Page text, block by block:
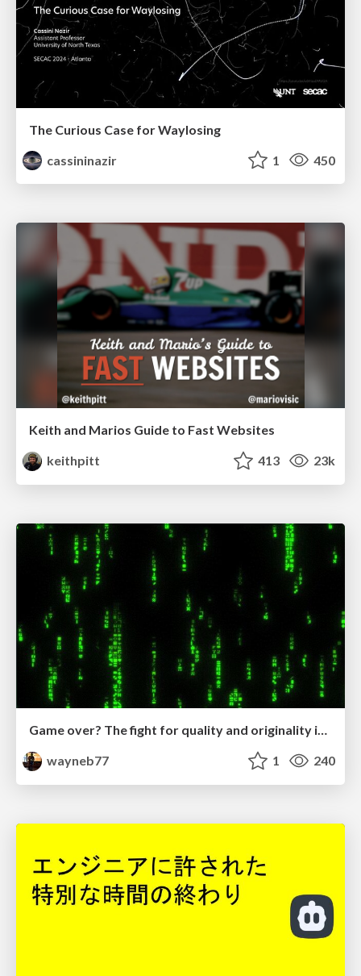
The Curious Case for Waylosing
cassininazir
1 450
Keith and Marios Guide to Fast Websites
keithpitt
413 23k
Game over? The fight for quality and originality in the time of robots
wayneb77
1 240